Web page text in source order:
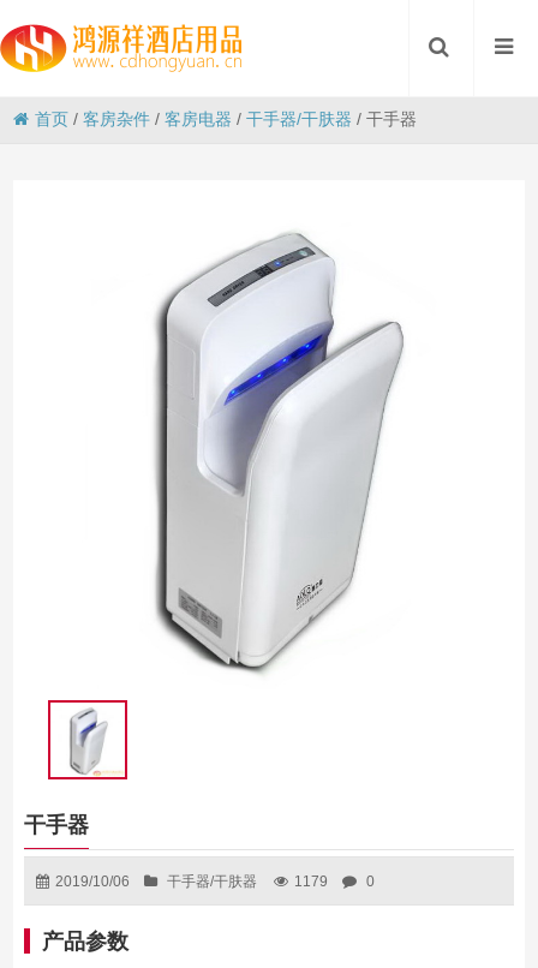
首页 /客房杂件 /客房电器 /干手器/干肤器 /干手器
干手器
2019/10/06 干手器/干肤器 1179 0
产品参数